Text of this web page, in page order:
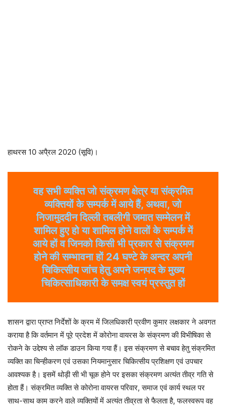
हाथरस 10 अपै्रल 2020 (सूवि)।
वह सभी व्यक्ति जो संक्रमण क्षेत्र या संक्रमित
व्यक्तियों के सम्पर्क में आये हैं, अथवा, जो
निजामुददीन दिल्ली तबलीगी जमात सम्मेलन में
शामिल हुए हो या शामिल होने वालों के सम्पर्क में
आये हों व जिनको किसी भी प्रकार से संक्रमण
होने की सम्भावना हों 24 घण्टे के अन्दर अपनी
चिकित्सीय जांच हेतु अपने जनपद के मुख्य
चिकित्साधिकारी के समक्ष स्वयं प्रस्तुत हों
शासन द्वारा प्राप्त निर्देशों के क्रम में जिलधिकारी प्रवीण कुमार लक्षकार ने अवगत
कराया है कि वर्तमान में पूरे प्रदेश में कोरोना वायरस के संक्रमण की विभीषिका से
रोकने के उद्देश्य से लॉक डाउन किया गया हैं। इस संक्रमण से बचाव हेतु संक्रमित
व्यक्ति का चिन्हीकरण एवं उसका नियमानुसार चिकित्सीय प्रशिक्षण एवं उपचार
आवश्यक है। इसमें थोड़ी सी भी चूक होने पर इसका संक्रमण अत्यंत तीव्र गति से
होता हैं। संक्रमित व्यक्ति से कोरोना वायरस परिवार, समाज एवं कार्य स्थल पर
साथ-साथ काम करने वाले व्यक्तियों में अत्यंत तीव्रता से फैलता है, फलस्वरूप वह